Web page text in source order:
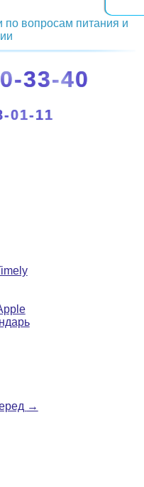
по вопросам питания и
33-40
01-11
→